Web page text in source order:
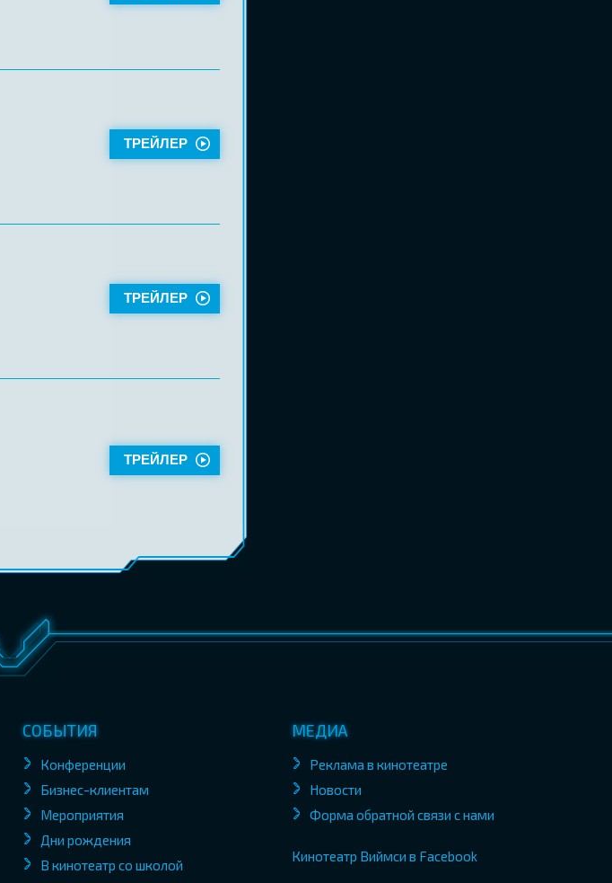
ТРЕЙЛЕР
ТРЕЙЛЕР
ТРЕЙЛЕР
СОБЫТИЯ
Конференции
Бизнес-клиентам
Мероприятия
Дни рождения
В кинотеатр со школой
МЕДИА
Реклама в кинотеатре
Новости
Форма обратной связи с нами
Кинотеатр Виймси в Facebook